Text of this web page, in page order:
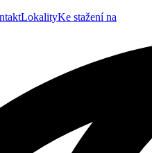
LokalityKe stažení na